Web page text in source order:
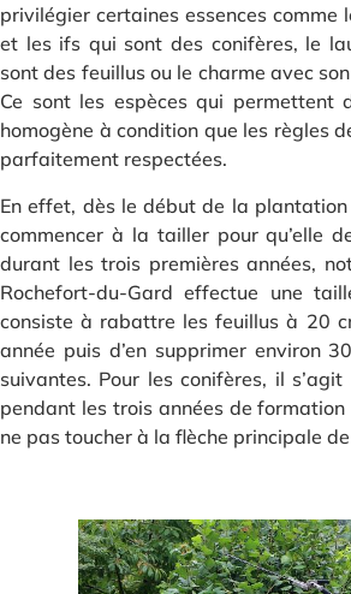
privilégier certaines essences comme
et les ifs qui sont des conifères, le
sont des feuillus ou le charme avec
Ce sont les espèces qui permettent
homogène à condition que les règles
parfaitement respectées.
En effet, dès le début de la
commencer à la tailler pour qu’elle
durant les trois premières années,
Rochefort-du-Gard effectue une
consiste à rabattre les feuillus à 20
année puis d’en supprimer environ
suivantes. Pour les conifères, il
pendant les trois années de
ne pas toucher à la flèche principale